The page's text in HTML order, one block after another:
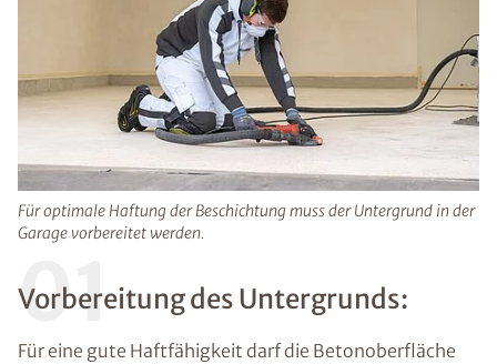
Für optimale Haftung der Beschichtung muss der Untergrund in der
Garage vorbereitet werden.
01
Vorbereitung des Untergrunds:
Für eine gute Haftfähigkeit darf die Betonoberfläche